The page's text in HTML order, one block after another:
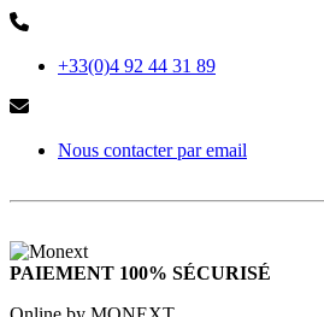
+33(0)4 92 44 31 89
Nous contacter par email
PAIEMENT 100% SÉCURISÉ